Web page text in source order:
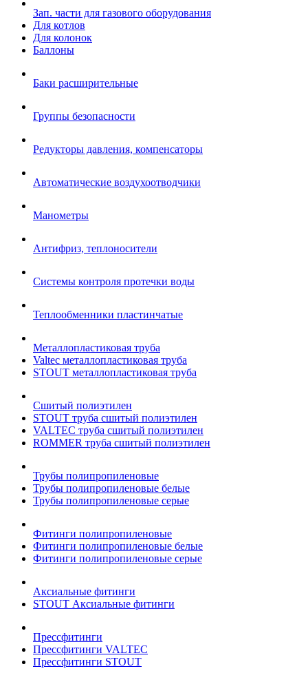
Зап. части для газового оборудования
Для котлов
Для колонок
Баллоны
Баки расширительные
Группы безопасности
Редукторы давления, компенсаторы
Автоматические воздухоотводчики
Манометры
Антифриз, теплоносители
Системы контроля протечки воды
Теплообменники пластинчатые
Металлопластиковая труба
Valtec металлопластиковая труба
STOUT металлопластиковая труба
Сшитый полиэтилен
STOUT труба сшитый полиэтилен
VALTEC труба сшитый полиэтилен
ROMMER труба сшитый полиэтилен
Трубы полипропиленовые
Трубы полипропиленовые белые
Трубы полипропиленовые серые
Фитинги полипропиленовые
Фитинги полипропиленовые белые
Фитинги полипропиленовые серые
Аксиальные фитинги
STOUT Аксиальные фитинги
Прессфитинги
Прессфитинги VALTEC
Прессфитинги STOUT